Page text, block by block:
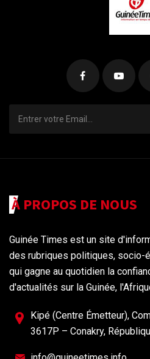
À PROPOS DE NOUS
Guinée Times est un site
des rubriques politiques, socio-
qui gagne au quotidien la
d'actualités sur la Guinée,
Kipé (Centre Émetteur),
3617P – Conakry,